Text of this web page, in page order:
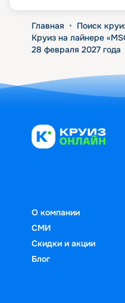
Главная • Поиск
Круиз на лайнере
28 февраля 2027 года
О компании
СМИ
Скидки и акции
Блог